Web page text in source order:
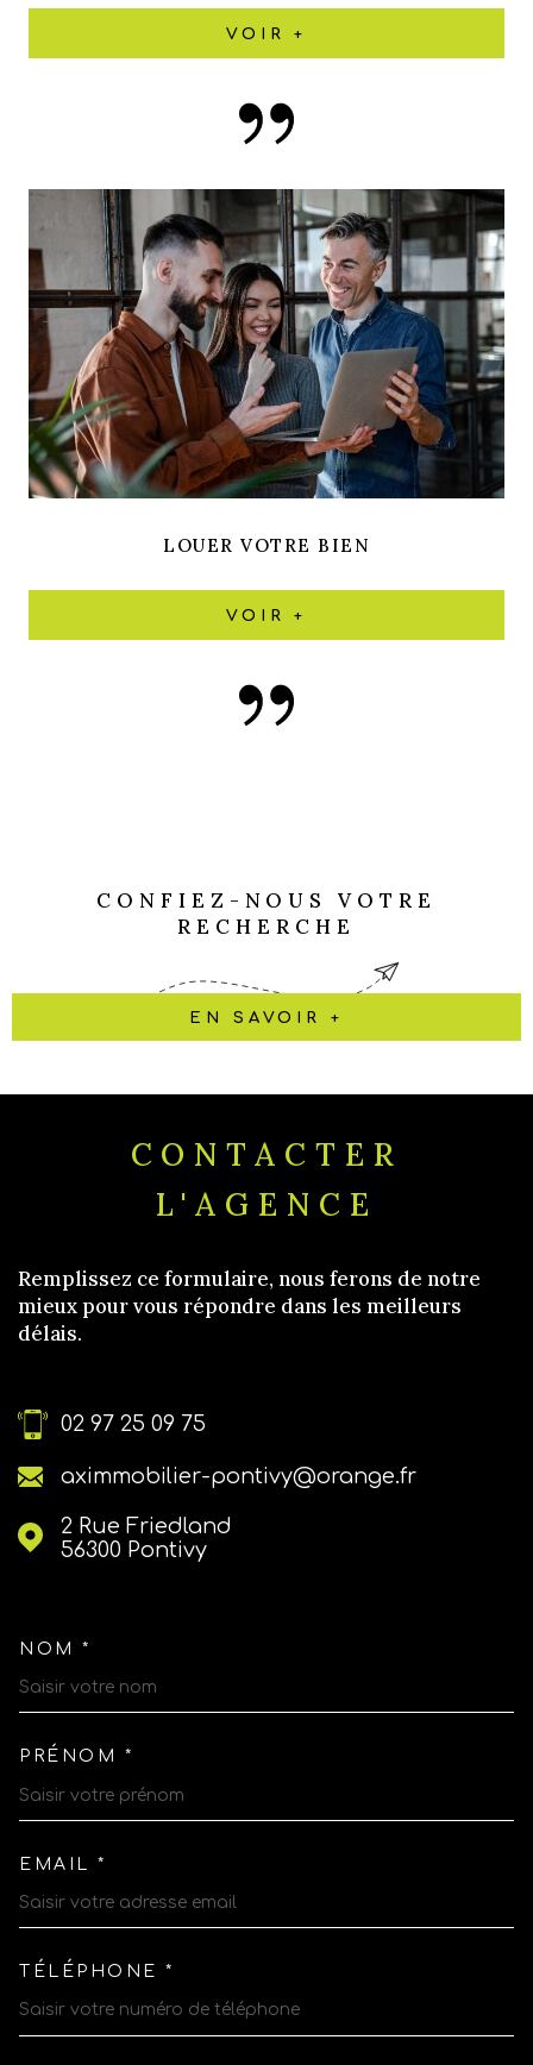
VOIR +
LOUER VOTRE BIEN
VOIR +
CONFIEZ-NOUS VOTRE
RECHERCHE
EN SAVOIR +
CONTACTER
L'AGENCE
Remplissez ce formulaire, nous ferons de notre
mieux pour vous répondre dans les meilleurs
délais.
02 97 25 09 75
aximmobilier-pontivy@orange.fr
2 Rue Friedland
56300
Pontivy
NOM *
PRÉNOM *
EMAIL *
TÉLÉPHONE *